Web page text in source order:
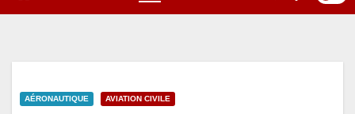
AÉRONAUTIQUE AVIATION CIVILE